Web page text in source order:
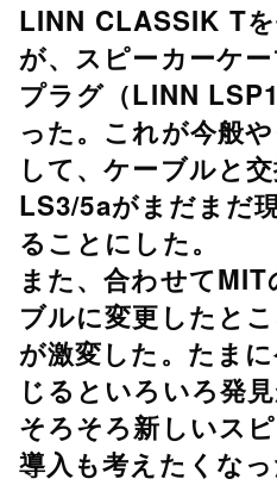
LINN CLASSIK T
が、スピーカーケ
プラグ（LINN
った。これが今般
して、ケーブルと
LS3/5aがまだまだ
ることにした。
また、合わせて
ブルに変更したと
が激変した。たま
じるといろいろ発
そろそろ新しいス
導入も考えたくなっ